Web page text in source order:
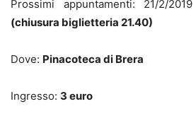
Prossimi appuntamenti: 21/2/2019
(chiusura biglietteria 21.40)
Dove: Pinacoteca di Brera
Ingresso: 3 euro